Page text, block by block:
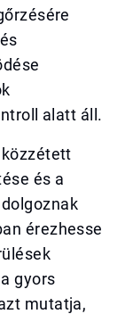
alatt áll.
és a
érezhesse
gyors
mutatja,